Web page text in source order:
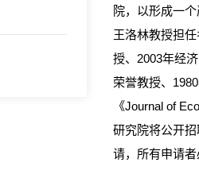
院，以形成一
王洛林教授担
授、2003年经
荣誉教授、
《Journal of
研究院将公开
请，所有申请